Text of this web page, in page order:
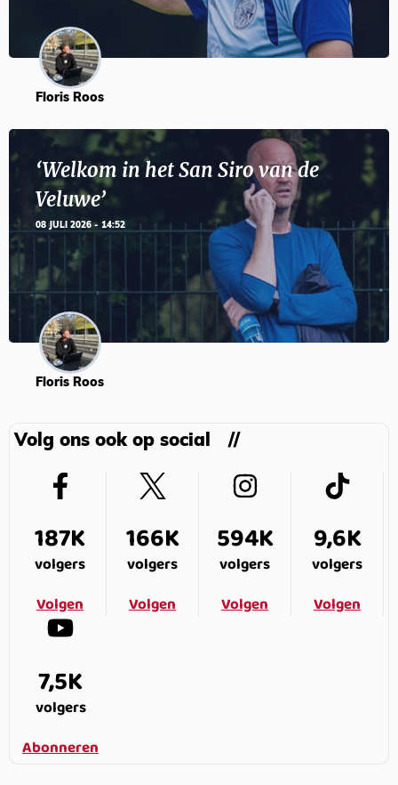
Floris Roos
‘Welkom in het San Siro van de
Veluwe’
08 JULI 2026 - 14:52
Floris Roos
Volg ons ook op social
187K
volgers
Volgen
166K
volgers
Volgen
594K
volgers
Volgen
9,6K
volgers
Volgen
7,5K
volgers
Abonneren